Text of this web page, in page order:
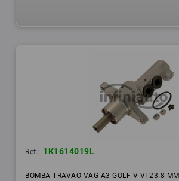
Ref.: 1K1614019L
BOMBA TRAVAO VAG A3-GOLF V-VI 23.8 MM